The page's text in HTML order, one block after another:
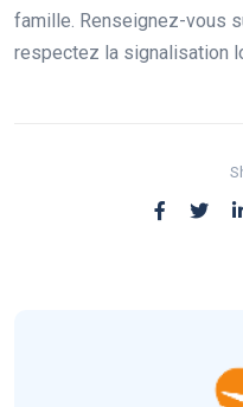
famille. Renseignez-vous
respectez la signalisation